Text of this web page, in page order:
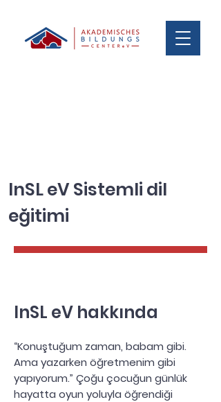
InSL eV hakkında
“Konuştuğum zaman, babam gibi.
Ama yazarken öğretmenim gibi
yapıyorum.” Çoğu çocuğun günlük
hayatta oyun yoluyla öğrendiği
InSL eV Sistemli dil
eğitimi